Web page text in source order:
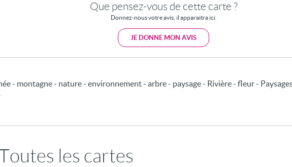
Que pensez-vous de cette carte ?
Donnez-nous votre avis, il apparaitra ici.
JE DONNE MON AVIS
- montagne - nature - environnement - arbre - paysage - Rivière - fleur -
les cartes